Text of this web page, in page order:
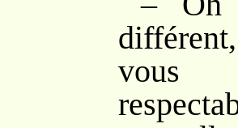
vous